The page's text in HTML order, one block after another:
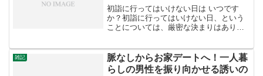
初詣に行ってはいけない日は いつです
か？初詣に行ってはいけない日、という
ことについては、厳密な決まりはありま
れる日があります。避けた方が良いとさ
れる日不成就日: この日は...
雑記
脈なしからお家デートへ！一人暮
らしの男性を振り向かせる誘いの